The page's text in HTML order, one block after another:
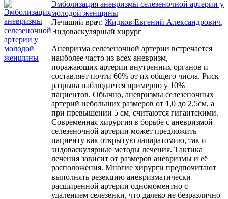
Эмболизация аневризмы селезеночной артерии у
молодой женщины
Лечащий врач: Жидков Евгений Александрович,
Эндоваскулярный хирург
Аневризма селезеночной артерии встречается
наиболее часто из всех аневризм,
поражающих артерии внутренних органов и
составляет почти 60% от их общего числа. Риск
разрыва наблюдается примерно у 10%
пациентов. Обычно, аневризмы селезеночных
артерий небольших размеров от 1,0 до 2,5см, а
при превышении 5 см, считаются гигантскими.
Современная хирургия в борьбе с аневризмой
селезеночной артерии может предложить
пациенту как открытую лапаратомию, так и
эндоваскулярные методы лечения. Тактика
лечения зависит от размеров аневризмы и её
расположения. Многие хирурги предпочитают
выполнять резекцию аневризматически
расширенной артерии одномоментно с
удалением селезенки, что далеко не безразлично